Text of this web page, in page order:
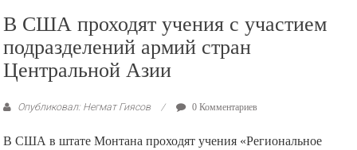
В США проходят учения с участием
подразделений армий стран
Центральной Азии
Опубликовал: Негмат Гиясов 0 Комментариев
В США в штате Монтана проходят учения «Региональное